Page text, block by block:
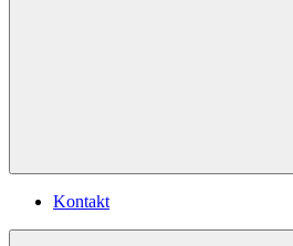
Kontakt